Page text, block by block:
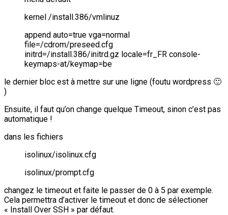
kernel /install.386/vmlinuz
append auto=true vga=normal
file=/cdrom/preseed.cfg
initrd=/install.386/initrd.gz locale=fr_FR console-
keymaps-at/keymap=be
le dernier bloc est à mettre sur une ligne (foutu wordpress 🙂
)
Ensuite, il faut qu’on change quelque Timeout, sinon c’est pas
automatique !
dans les fichiers
isolinux/isolinux.cfg
isolinux/prompt.cfg
changez le timeout et faite le passer de 0 à 5 par exemple.
Cela permettra d’activer le timeout et donc de sélectioner
« Install Over SSH » par défaut.